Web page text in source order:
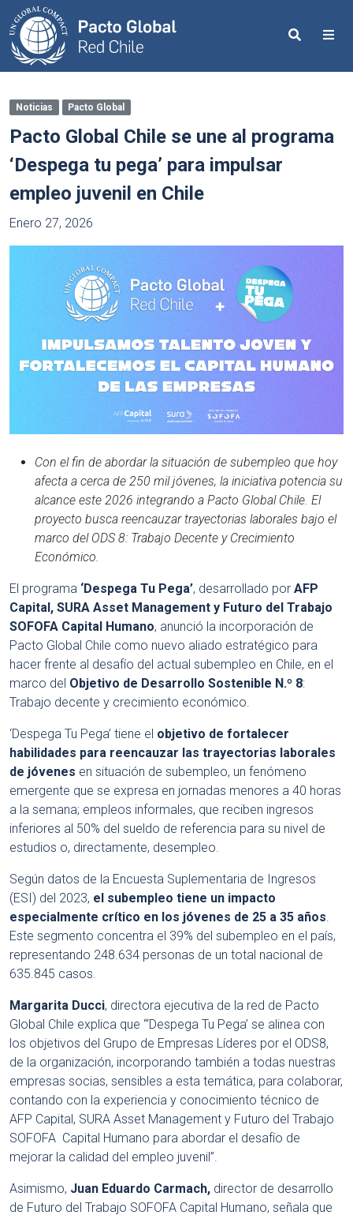
Search
Noticias Pacto Global
Pacto Global Chile se une al programa
‘Despega tu pega’ para impulsar
empleo juvenil en Chile
Enero 27, 2026
Con el fin de abordar la situación de subempleo que hoy
afecta a cerca de 250 mil jóvenes, la iniciativa potencia su
alcance este 2026 integrando a Pacto Global Chile. El
proyecto busca reencauzar trayectorias laborales bajo el
marco del ODS 8: Trabajo Decente y Crecimiento
Económico.
El programa ‘Despega Tu Pega’, desarrollado por AFP
Capital, SURA Asset Management y Futuro del Trabajo
SOFOFA Capital Humano, anunció la incorporación de
Pacto Global Chile como nuevo aliado estratégico para
hacer frente al desafío del actual subempleo en Chile, en el
marco del Objetivo de Desarrollo Sostenible N.º 8:
Trabajo decente y crecimiento económico.
‘Despega Tu Pega’ tiene el objetivo de fortalecer
habilidades para reencauzar las trayectorias laborales
de jóvenes en situación de subempleo, un fenómeno
emergente que se expresa en jornadas menores a 40 horas
a la semana; empleos informales, que reciben ingresos
inferiores al 50% del sueldo de referencia para su nivel de
estudios o, directamente, desempleo.
Según datos de la Encuesta Suplementaria de Ingresos
(ESI) del 2023, el subempleo tiene un impacto
especialmente crítico en los jóvenes de 25 a 35 años
Este segmento concentra el 39% del subempleo en el país,
representando 248.634 personas de un total nacional de
635.845 casos.
Margarita Ducci, directora ejecutiva de la red de Pacto
Global Chile explica que “‘Despega Tu Pega’ se alinea con
los objetivos del Grupo de Empresas Líderes por el ODS8,
de la organización, incorporando también a todas nuestras
empresas socias, sensibles a esta temática, para colaborar,
contando con la experiencia y conocimiento técnico de
AFP Capital, SURA Asset Management y Futuro del Trabajo
SOFOFA Capital Humano para abordar el desafío de
mejorar la calidad del empleo juvenil”.
Asimismo, Juan Eduardo Carmach, director de desarrollo
de Futuro del Trabajo SOFOFA Capital Humano, señala que